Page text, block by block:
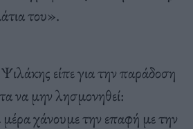
του».
είπε για την παράδοση
να μην λησμονηθεί:
χάνουμε την επαφή με την